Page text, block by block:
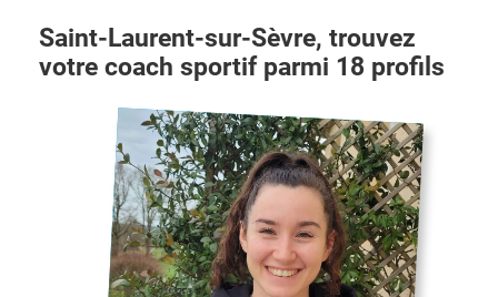
Saint-Laurent-sur-Sèvre, trouvez
votre coach sportif parmi 18 profils